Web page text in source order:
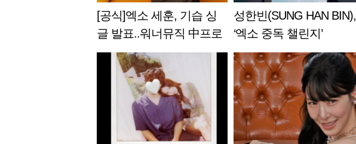
[공식]엑소 세훈, 기습 싱
글 발표..워너뮤직 中프로
젝트 'Fade'
성한빈(SUNG HAN BIN),
‘엑소 중독 챌린지’